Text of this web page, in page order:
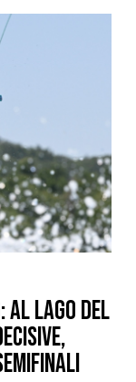
al Lago del